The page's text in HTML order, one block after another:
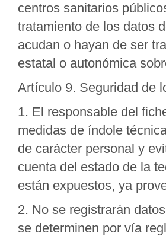
centros sanitarios
tratamiento de los datos
acudan o hayan de ser
estatal o autonómica
Artículo 9. Seguridad de
1. El responsable del
medidas de índole
de carácter personal y
cuenta del estado de la
están expuestos, ya
2. No se registrarán
se determinen por vía